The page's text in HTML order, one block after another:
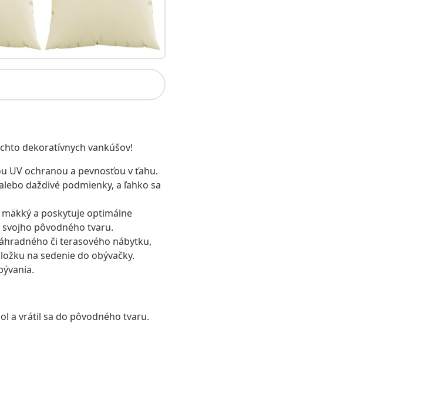
dekoratívnych vankúšov!
UV ochranou a pevnosťou v ťahu.
daždivé podmienky, a ľahko sa
a poskytuje optimálne
pôvodného tvaru.
či terasového nábytku,
na sedenie do obývačky.
a vrátil sa do pôvodného tvaru.